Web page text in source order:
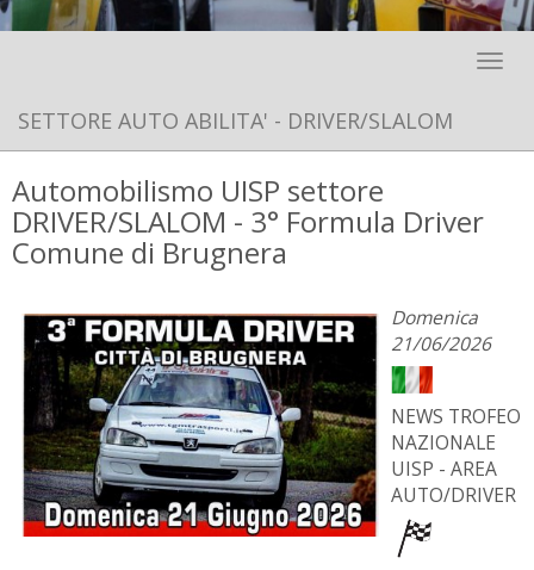
SETTORE AUTO ABILITA' - DRIVER/SLALOM
Automobilismo UISP settore
DRIVER/SLALOM - 3° Formula Driver
Comune di Brugnera
Domenica
21/06/2026
NEWS TROFEO
NAZIONALE
UISP - AREA
AUTO/DRIVER